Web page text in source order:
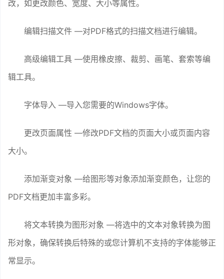
改，如更改颜色、宽度、大小等属性。
编辑扫描文件 —对PDF格式的扫描文档进行编辑。
高级编辑工具 —使用橡皮擦、裁剪、画笔、套索等编
辑工具。
字体导入 —导入您需要的Windows字体。
更改页面属性 —修改PDF文档的页面大小或页面内容
大小。
添加渐变对象 —给图形等对象添加渐变颜色，让您的
PDF文档更加丰富多彩。
将文本转换为图形对象 —将选中的文本对象转换为图
形对象，确保转换后特殊的或您计算机不支持的字体能够正
常显示。